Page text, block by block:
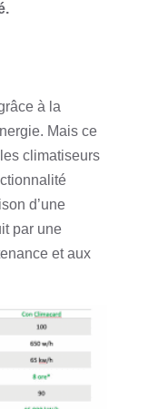
à la
Mais ce
climatiseurs
d’une
par une
et aux